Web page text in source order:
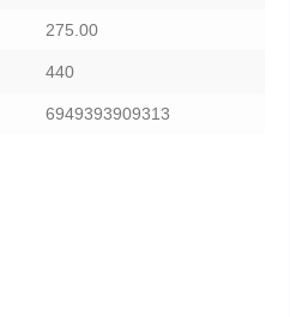
275.00
440
6949393909313